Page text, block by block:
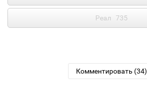
Реал 735
Комментировать (34)